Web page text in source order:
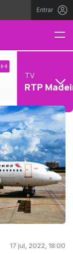
Entrar
TV
RTP
17 jul, 2022, 18:00